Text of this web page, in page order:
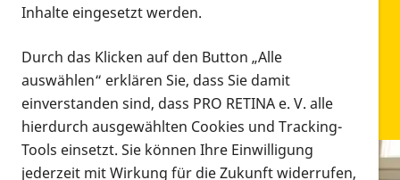
Inhalte eingesetzt werden.
Durch das Klicken auf den Button „Alle
auswählen“ erklären Sie, dass Sie damit
einverstanden sind, dass PRO RETINA e. V. alle
hierdurch ausgewählten Cookies und Tracking-
Tools einsetzt. Sie können Ihre Einwilligung
jederzeit mit Wirkung für die Zukunft widerrufen,